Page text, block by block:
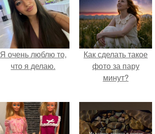
Я очень люблю то,
что я делаю.
Как сделать такое
фото за пару
минут?